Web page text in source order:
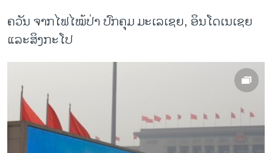
ຄວັນ ຈາກໄຟໄໝ້ປ່າ ປົກຄຸມ ມະເລເຊຍ, ອິນໂດເນເຊຍ
ແລະສິງກະໂປ